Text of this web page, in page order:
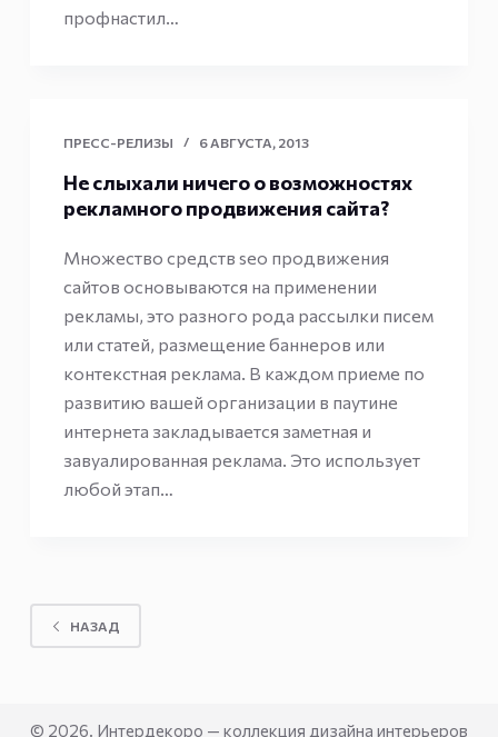
профнастил…
ПРЕСС-РЕЛИЗЫ 6 АВГУСТА, 2013
Не слыхали ничего о возможностях
рекламного продвижения сайта?
Множество средств seo продвижения
сайтов основываются на применении
рекламы, это разного рода рассылки писем
или статей, размещение баннеров или
контекстная реклама. В каждом приеме по
развитию вашей организации в паутине
интернета закладывается заметная и
завуалированная реклама. Это использует
любой этап…
НАЗАД
© 2026. Интердекоро — коллекция дизайна интерьеров